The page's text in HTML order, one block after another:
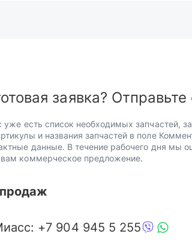
заявка?
уже есть список необходимых запчастей,
и названия запчастей в поле
данные. В течение рабочего дня мы
коммерческое предложение.
+7 904 945 5 255